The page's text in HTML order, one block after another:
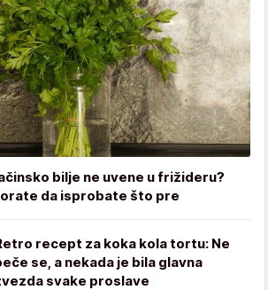
bilje ne uvene u frižideru?
da isprobate što pre
recept za koka kola tortu: Ne
se, a nekada je bila glavna
svake proslave